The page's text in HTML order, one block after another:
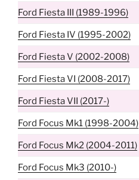
Ford Fiesta III (1989-1996)
Ford Fiesta IV (1995-2002)
Ford Fiesta V (2002-2008)
Ford Fiesta VI (2008-2017)
Ford Fiesta VII (2017-)
Ford Focus Mk1 (1998-2004)
Ford Focus Mk2 (2004-2011)
Ford Focus Mk3 (2010-)